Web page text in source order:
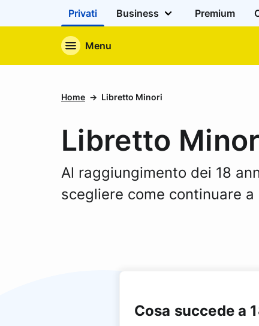
Privati Business Premium
Menu
Home Libretto Minori
Libretto
Al raggiungimento dei 18
scegliere come continuare
Cosa succede a